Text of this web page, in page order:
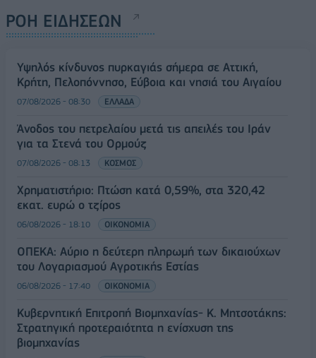
ΡΟΗ ΕΙΔΗΣΕΩΝ
Υψηλός κίνδυνος πυρκαγιάς σήμερα σε Αττική,
Κρήτη, Πελοπόννησο, Εύβοια και νησιά του Αιγαίου
07/08/2026 - 08:30 ΕΛΛΑΔΑ
Άνοδος του πετρελαίου μετά τις απειλές του Ιράν
για τα Στενά του Ορμούζ
07/08/2026 - 08:13 ΚΟΣΜΟΣ
Χρηματιστήριο: Πτώση κατά 0,59%, στα 320,42
εκατ. ευρώ ο τζίρος
06/08/2026 - 18:10 ΟΙΚΟΝΟΜΙΑ
ΟΠΕΚΑ: Αύριο η δεύτερη πληρωμή των δικαιούχων
του Λογαριασμού Αγροτικής Εστίας
06/08/2026 - 17:40 ΟΙΚΟΝΟΜΙΑ
Κυβερνητική Επιτροπή Βιομηχανίας- Κ. Μητσοτάκης:
Στρατηγική προτεραιότητα η ενίσχυση της
βιομηχανίας